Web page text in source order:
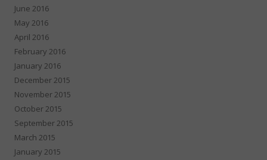
June 2016
May 2016
April 2016
February 2016
January 2016
December 2015
November 2015
October 2015
September 2015
March 2015
January 2015